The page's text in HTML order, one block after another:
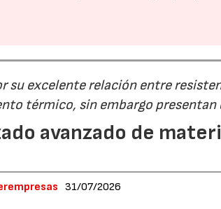
su excelente relación entre
térmico, sin embargo presentan
avanzado de
31/07/2026